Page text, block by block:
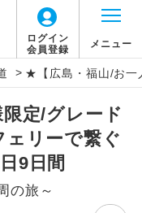
ログイン
会員登録
メニュー
> ★【広島・福山/お一
定/グレード
リーで繋ぐ
9日間
の旅～
説明
）から復路到着空港
ます。
）から最終日出発空港
同行します。